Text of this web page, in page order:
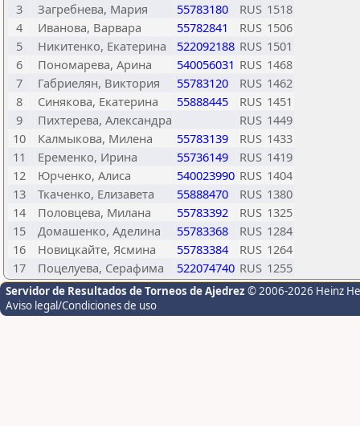
3
Загребнева, Мария 55783180 RUS 1518
4
Иванова, Варвара 55782841 RUS 1506
5
Никитенко, Екатерина 522092188 RUS 1501
6
Пономарева, Арина 540056031 RUS 1468
7
Габриелян, Виктория 55783120 RUS 1462
8
Синякова, Екатерина 55888445 RUS 1451
9
Пихтерева, Александра RUS 1449
10
Калмыкова, Милена 55783139 RUS 1433
11
Еременко, Ирина 55736149 RUS 1419
12
Юрченко, Алиса 540023990 RUS 1404
13
Ткаченко, Елизавета 55888470 RUS 1380
14
Половцева, Милана 55783392 RUS 1325
15
Домашенко, Аделина 55783368 RUS 1284
16
Новицкайте, Ясмина 55783384 RUS 1264
17
Поцелуева, Серафима 522074740 RUS 1255
Servidor de Resultados de Torneos de Ajedrez © 2006-2026 Heinz
Aviso legal/Condiciones de uso